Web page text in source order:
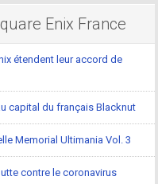
Enix France
étendent leur accord de
capital du français Blacknut
Memorial Ultimania Vol. 3
contre le coronavirus